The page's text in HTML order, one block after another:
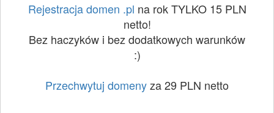
Rejestracja domen .pl na rok TYLKO 15 PLN
netto!
Bez haczyków i bez dodatkowych warunków
:)
Przechwytuj domenyza 29 PLN netto